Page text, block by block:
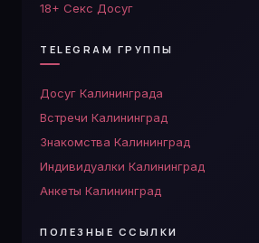
18+ Секс Досуг
TELEGRAM ГРУППЫ
Досуг Калининграда
Встречи Калининград
Знакомства Калининград
Индивидуалки Калининград
Анкеты Калининград
ПОЛЕЗНЫЕ ССЫЛКИ